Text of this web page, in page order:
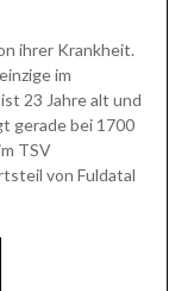
ihrer Krankheit.
im
23 Jahre alt und
gerade bei 1700
TSV
von Fuldatal